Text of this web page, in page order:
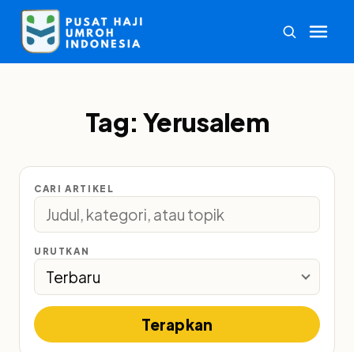
Tag: Yerusalem
CARI ARTIKEL
URUTKAN
Terapkan